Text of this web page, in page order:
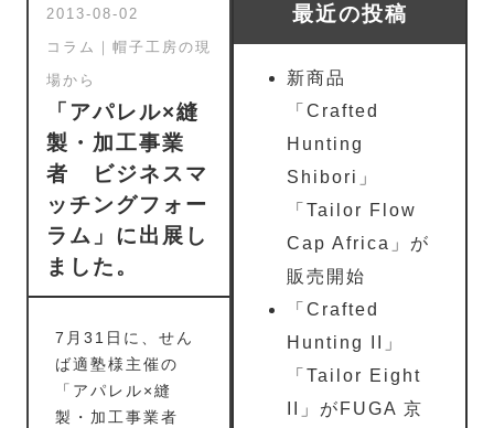
2013-08-02
コラム｜帽子工房の現
場から
「アパレル×縫
製・加工事業
者 ビジネスマ
ッチングフォー
ラム」に出展し
ました。
7月31日に、せん
ば適塾様主催の
「アパレル×縫
製・加工事業者
最近の投稿
新商品
「Crafted
Hunting
Shibori」
「Tailor Flow
Cap Africa」が
販売開始
「Crafted
Hunting II」
「Tailor Eight
II」がFUGA 京